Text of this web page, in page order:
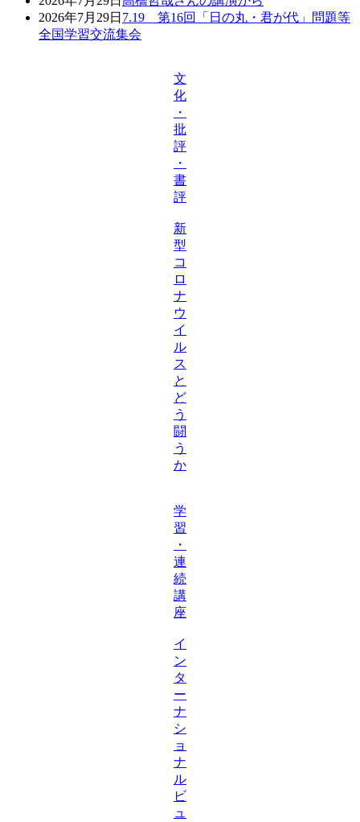
2026年7月29日 7.19 第16回「日の丸・君が代」問題等
全国学習交流集会
文
化
・
批
評
・
書
評
新
型
コ
ロ
ナ
ウ
イ
ル
ス
と
ど
う
闘
う
か
学
習
・
連
続
講
座
イ
ン
タ
ー
ナ
シ
ョ
ナ
ル
ビ
ュ